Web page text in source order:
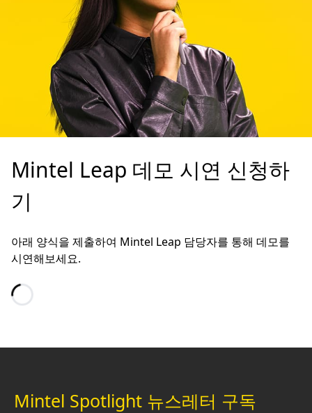
Mintel Leap 데모 시연 신청하
기
아래 양식을 제출하여 Mintel Leap 담당자를 통해 데모를
시연해보세요.
Mintel Spotlight 뉴스레터 구독